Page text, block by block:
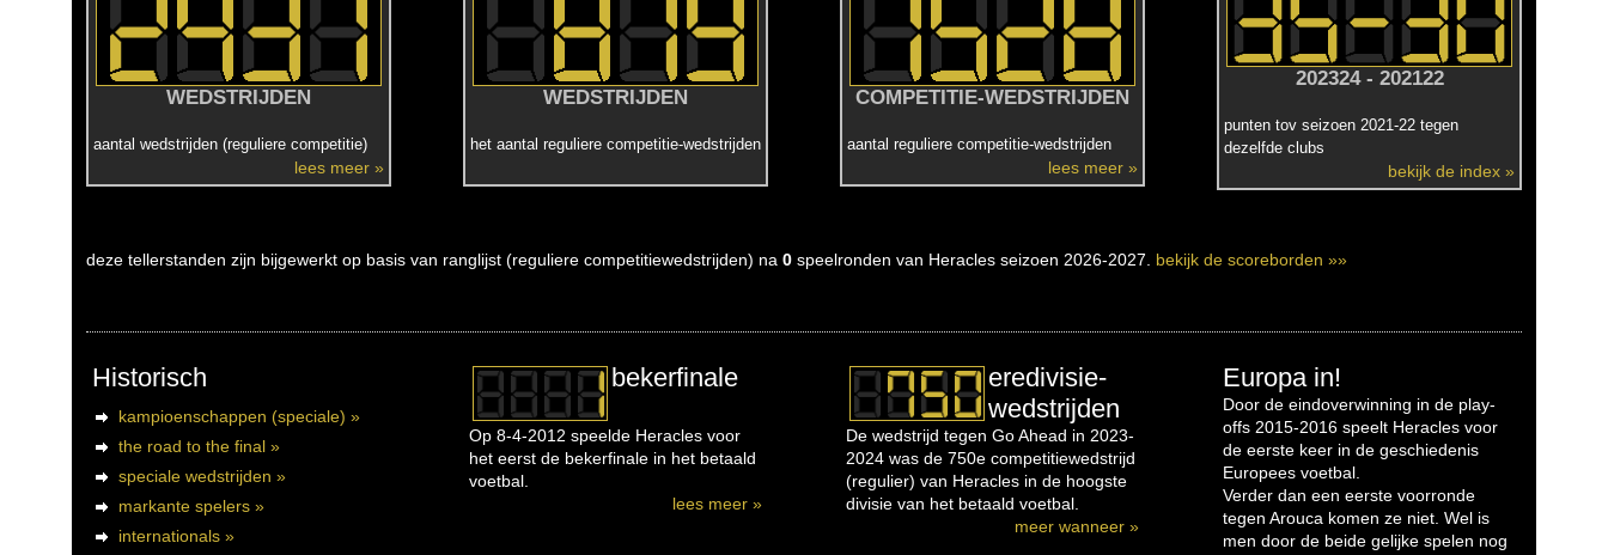
WEDSTRIJDEN
aantal wedstrijden (reguliere competitie)
lees meer »
WEDSTRIJDEN
het aantal reguliere competitie-wedstrijden
COMPETITIE-WEDSTRIJDEN
aantal reguliere competitie-wedstrijden
lees meer »
202324 - 202122
punten tov seizoen 2021-22 tegen
dezelfde clubs
bekijk de index »
deze tellerstanden zijn bijgewerkt op basis van ranglijst (reguliere competitiewedstrijden) na 0 speelronden van Heracles seizoen 2026-2027. bekijk de scoreborden »»
Historisch
kampioenschappen (speciale) »
the road to the final »
speciale wedstrijden »
markante spelers »
internationals »
bekerfinale
Op 8-4-2012 speelde Heracles voor
het eerst de bekerfinale in het betaald
voetbal.
lees meer »
eredivisie-
wedstrijden
De wedstrijd tegen Go Ahead in 2023-
2024 was de 750e competitiewedstrijd
(regulier) van Heracles in de hoogste
divisie van het betaald voetbal.
meer wanneer »
Europa in!
Door de eindoverwinning in de play-
offs 2015-2016 speelt Heracles voor
de eerste keer in de geschiedenis
Europees voetbal.
Verder dan een eerste voorronde
tegen Arouca komen ze niet. Wel is
men door de beide gelijke spelen nog